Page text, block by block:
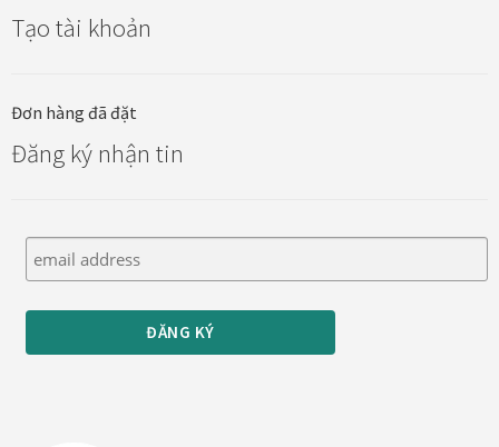
Quà tặng đối tác nước ngoài
Tài khoản
test
Tạo tài khoản
Đơn hàng đã đặt
Đăng ký nhận tin